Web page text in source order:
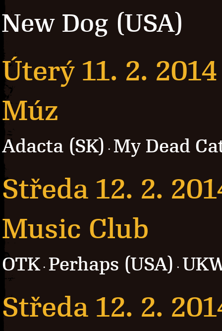
New Dog (USA)
Úterý 11. 2. 2014
Múz
Adacta (SK) · My Dead
Středa 12. 2.
Music Club
OTK· Perhaps (USA) ·
Středa 12. 2.